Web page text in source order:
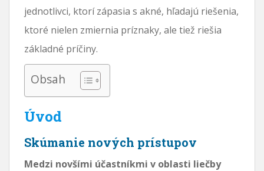
jednotlivci, ktorí zápasia s akné, hľadajú riešenia,
ktoré nielen zmiernia príznaky, ale tiež riešia
základné príčiny.
Obsah
Úvod
Skúmanie nových prístupov
Medzi novšími účastníkmi v oblasti liečby